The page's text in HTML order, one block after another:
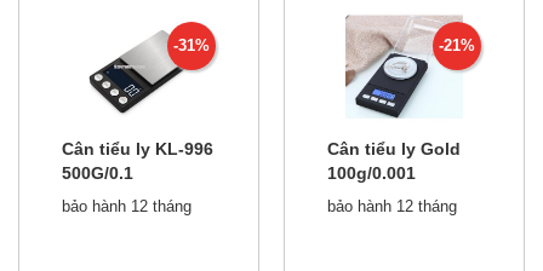
-31%
Cân tiểu ly KL-996
500G/0.1
bảo hành 12 tháng
-21%
Cân tiểu ly Gold
100g/0.001
bảo hành 12 tháng